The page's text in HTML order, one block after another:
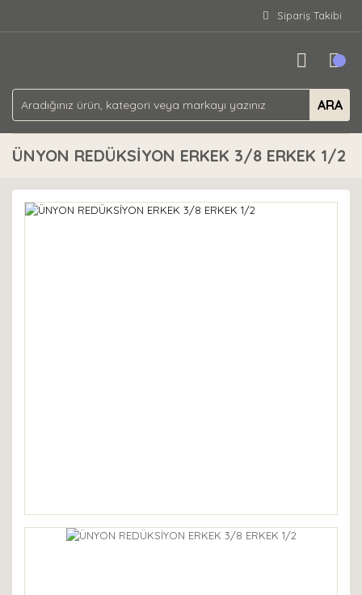
Sipariş Takibi
ARA
ÜNYON REDÜKSİYON ERKEK 3/8 ERKEK 1/2